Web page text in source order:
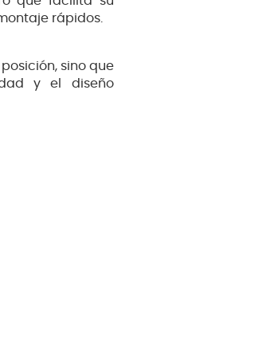
rápidos.
sino que
y el diseño